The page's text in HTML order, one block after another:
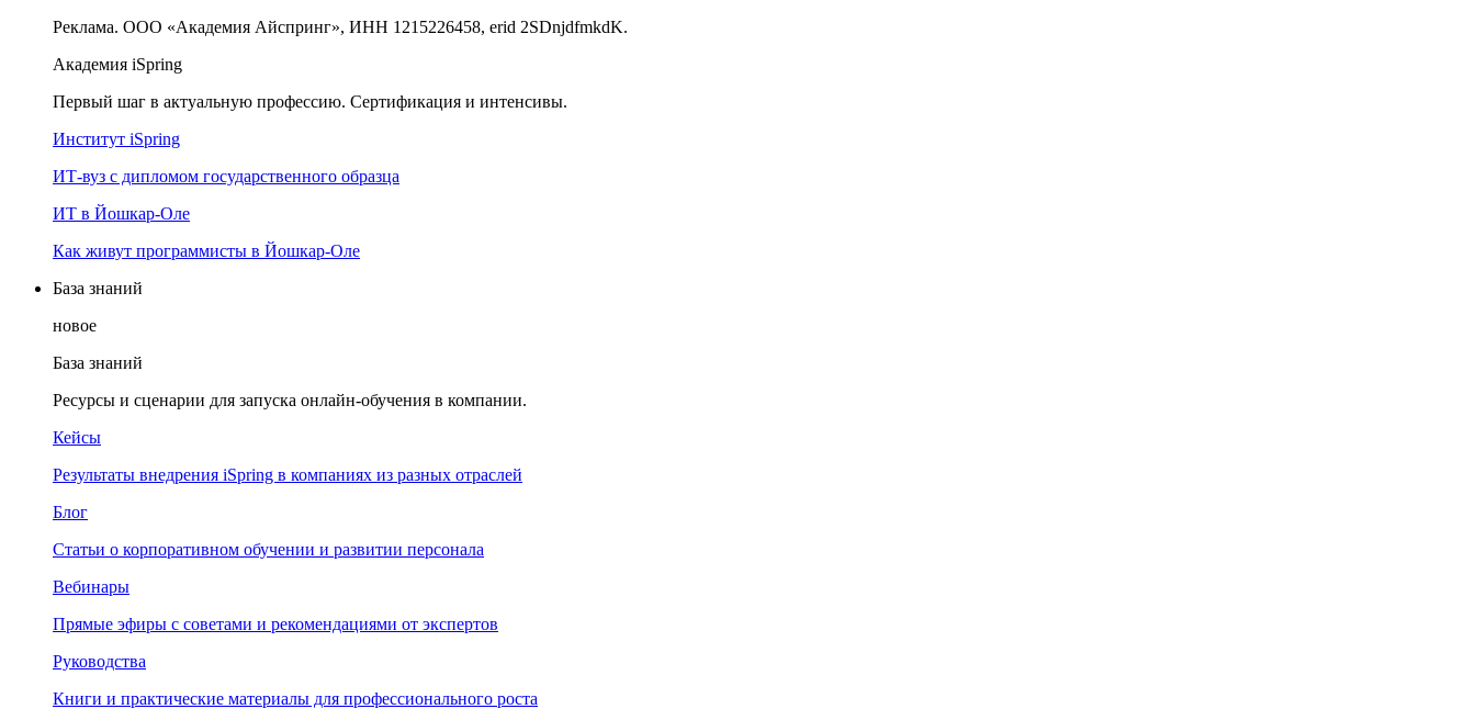
Реклама. ООО «Академия Айспринг», ИНН 1215226458, erid 2SDnjdfmkdK.
Академия iSpring
Первый шаг в актуальную профессию. Сертификация и интенсивы.
Институт iSpring
ИТ-вуз с дипломом государственного образца
ИТ в Йошкар-Оле
Как живут программисты в Йошкар‑Оле
База знаний
новое
База знаний
Ресурсы и сценарии для запуска онлайн-обучения в компании.
Кейсы
Результаты внедрения iSpring в компаниях из разных отраслей
Блог
Статьи о корпоративном обучении и развитии персонала
Вебинары
Прямые эфиры с советами и рекомендациями от экспертов
Руководства
Книги и практические материалы для профессионального роста